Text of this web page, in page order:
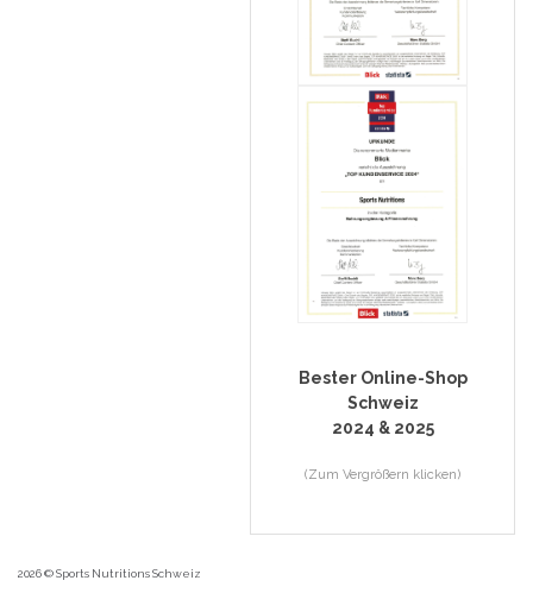
Bester Online-Shop
Schweiz
2024 & 2025
(Zum Vergrößern klicken)
2026 © Sports Nutritions Schweiz